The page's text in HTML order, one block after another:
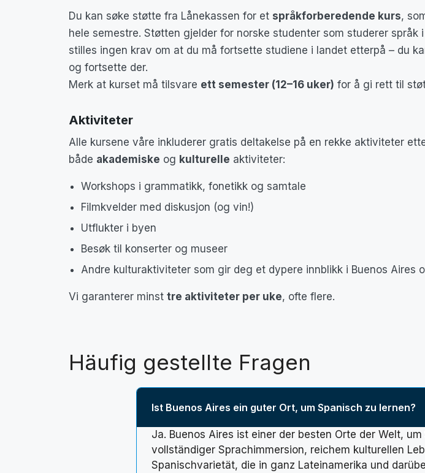
Du kan søke støtte fra Lånekassen for et språkforberedende kurs,
hele semestre. Støtten gjelder for norske studenter som studerer språk
stilles ingen krav om at du må fortsette studiene i landet etterpå – du
og fortsette der.
Merk at kurset må tilsvare ett semester (12–16 uker) for å gi rett til
Aktiviteter
Alle kursene våre inkluderer gratis deltakelse på en rekke aktiviteter
både akademiske og kulturelle aktiviteter:
Workshops i grammatikk, fonetikk og samtale
Filmkvelder med diskusjon (og vin!)
Utflukter i byen
Besøk til konserter og museer
Andre kulturaktiviteter som gir deg et dypere innblikk i Buenos Aires
Vi garanterer minst tre aktiviteter per uke, ofte flere.
Häufig gestellte Fragen
Ist Buenos Aires ein guter Ort, um Spanisch zu lernen?
Ja. Buenos Aires ist einer der besten Orte der Welt,
vollständiger Sprachimmersion, reichem kulturellen
Spanischvarietät, die in ganz Lateinamerika und